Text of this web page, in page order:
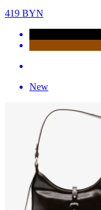
419 BYN
New